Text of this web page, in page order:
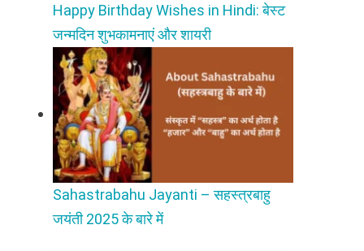
Happy Birthday Wishes in Hindi: बेस्ट
जन्मदिन शुभकामनाएं और शायरी
Sahastrabahu Jayanti – सहस्त्रबाहु
जयंती 2025 के बारे में